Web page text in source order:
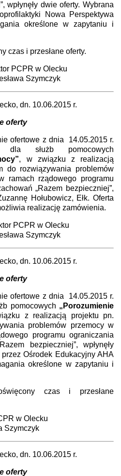
wpłynęły dwie oferty. Wybrana
Nowa Perspektywa
określone w zapytaniu i
czas i przesłane oferty.
Olecku
r.
oferty
ofertowe z dnia 14.05.2015 r.
dla służb pomocowych
, w związku z realizacją
do rozwiązywania problemów
ramach rządowego programu
„Razem bezpieczniej”,
Hołubowicz, Ełk. Oferta
realizację zamówienia.
Olecku
r.
oferty
ofertowe z dnia 14.05.2015 r.
pomocowych „Porozumienie
z realizacją projektu pn.
problemów przemocy w
programu ograniczania
bezpieczniej”, wpłynęły
Ośrodek Edukacyjny AHA
określone w zapytaniu i
czas i przesłane
r.
oferty